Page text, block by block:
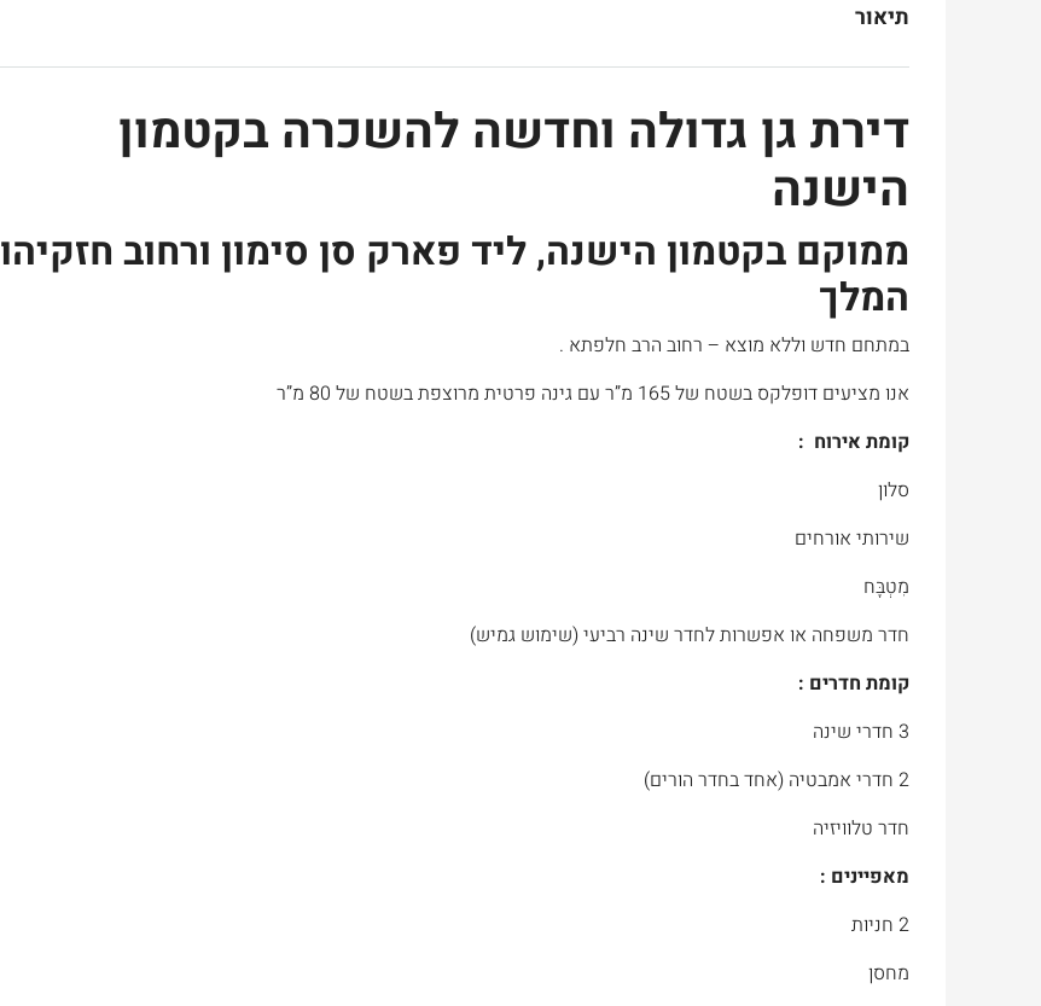
תיאור
דירת גן גדולה וחדשה להשכרה בקטמון
הישנה
ממוקם בקטמון הישנה, ליד פארק סן סימון ורחוב חזקיהו
המלך
במתחם חדש וללא מוצא – רחוב הרב חלפתא .
אנו מציעים דופלקס בשטח של 165 מ”ר עם גינה פרטית מרוצפת בשטח של 80 מ”ר
קומת אירוח :
סלון
שירותי אורחים
מִטְבָּח
חדר משפחה או אפשרות לחדר שינה רביעי (שימוש גמיש)
קומת חדרים :
3 חדרי שינה
2 חדרי אמבטיה (אחד בחדר הורים)
חדר טלוויזיה
מאפיינים :
2 חניות
מחסן